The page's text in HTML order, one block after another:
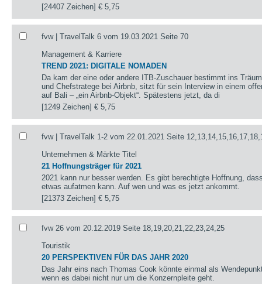
[24407 Zeichen]€ 5,75
fvw | TravelTalk 6 vom 19.03.2021 Seite 70
Management & Karriere
TREND 2021: DIGITALE NOMADEN
Da kam der eine oder andere ITB-Zuschauer bestimmt ins
und Chefstratege bei Airbnb, sitzt für sein Interview in einem
auf Bali – „ein Airbnb-Objekt“. Spätestens jetzt, da di
[1249 Zeichen]€ 5,75
fvw | TravelTalk 1-2 vom 22.01.2021 Seite
Unternehmen & Märkte Titel
21 Hoffnungsträger für 2021
2021 kann nur besser werden. Es gibt berechtigte Hoffnung,
etwas aufatmen kann. Auf wen und was es jetzt ankommt.
[21373 Zeichen]€ 5,75
fvw 26 vom 20.12.2019 Seite 18,19,20,21,22,23,24,25
Touristik
20 PERSPEKTIVEN FÜR DAS JAHR 2020
Das Jahr eins nach Thomas Cook könnte einmal als
wenn es dabei nicht nur um die Konzernpleite geht.